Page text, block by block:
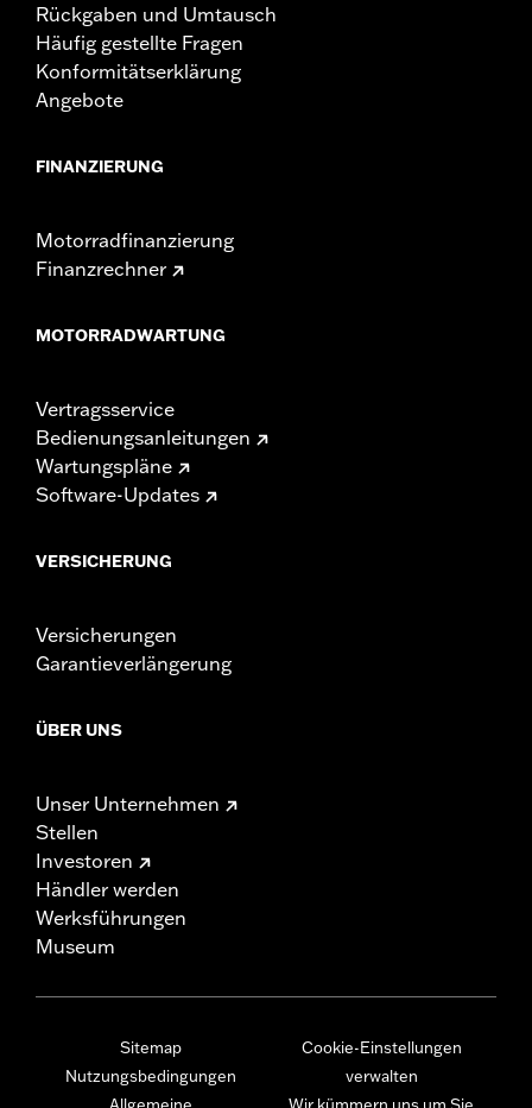
Rückgaben und Umtausch
Häufig gestellte Fragen
Konformitätserklärung
Angebote
FINANZIERUNG
Motorradfinanzierung
Finanzrechner
MOTORRADWARTUNG
Vertragsservice
Bedienungsanleitungen
Wartungspläne
Software-Updates
VERSICHERUNG
Versicherungen
Garantieverlängerung
ÜBER UNS
Unser Unternehmen
Stellen
Investoren
Händler werden
Werksführungen
Museum
Sitemap
Nutzungsbedingungen
Cookie-Einstellungen
verwalten